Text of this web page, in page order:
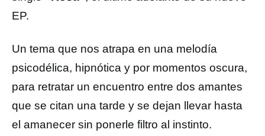
EP.
Un tema que nos atrapa en una melodía
psicodélica, hipnótica y por momentos oscura,
para retratar un encuentro entre dos amantes
que se citan una tarde y se dejan llevar hasta
el amanecer sin ponerle filtro al instinto.